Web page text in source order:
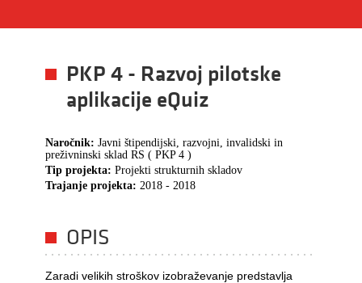
PKP 4 - Razvoj pilotske
aplikacije eQuiz
Naročnik: Javni štipendijski, razvojni, invalidski in
preživninski sklad RS ( PKP 4 )
Tip projekta: Projekti strukturnih skladov
Trajanje projekta: 2018 - 2018
OPIS
Zaradi velikih stroškov izobraževanje predstavlja